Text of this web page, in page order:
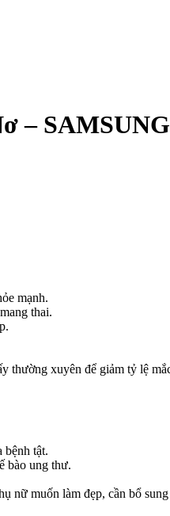
– SAMSUNG
mạnh.
thai.
thường xuyên để giảm tỷ lệ
bệnh tật.
bào ung thư.
muốn làm đẹp, cần bổ